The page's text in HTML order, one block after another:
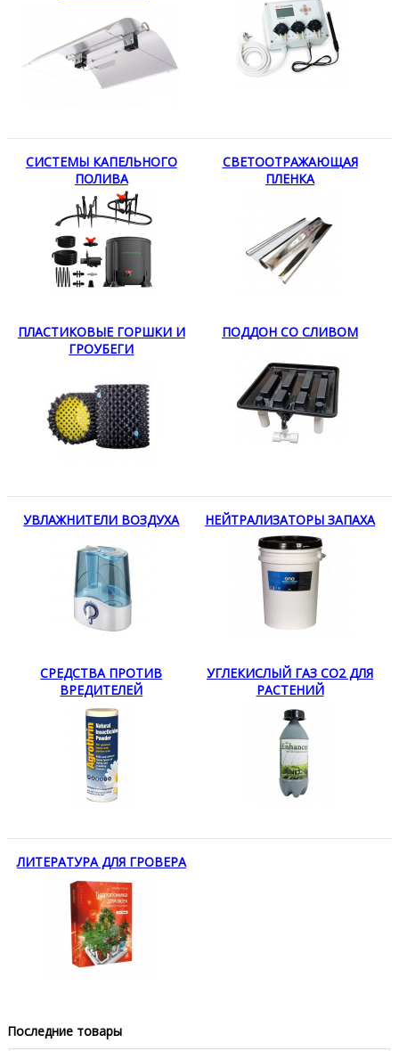
СИСТЕМЫ КАПЕЛЬНОГО
ПОЛИВА
СВЕТООТРАЖАЮЩАЯ
ПЛЕНКА
ПЛАСТИКОВЫЕ ГОРШКИ И
ГРОУБЕГИ
ПОДДОН СО СЛИВОМ
УВЛАЖНИТЕЛИ ВОЗДУХА НЕЙТРАЛИЗАТОРЫ ЗАПАХА
СРЕДСТВА ПРОТИВ
ВРЕДИТЕЛЕЙ
УГЛЕКИСЛЫЙ ГАЗ CO2 ДЛЯ
РАСТЕНИЙ
ЛИТЕРАТУРА ДЛЯ ГРОВЕРА
Последние товары